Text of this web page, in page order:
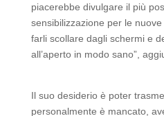
piacerebbe divulgare il più
sensibilizzazione per le
farli scollare dagli schermi e
all’aperto in modo sano”,
Il suo desiderio è poter
personalmente è mancato,